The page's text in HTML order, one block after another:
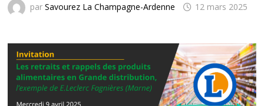
parSavourez La Champagne-Ardenne 12 mars 2025